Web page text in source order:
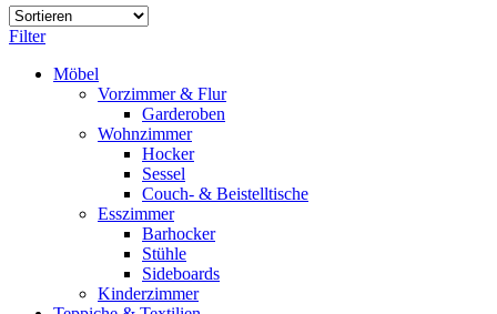
Filter
Möbel
Vorzimmer & Flur
Garderoben
Wohnzimmer
Hocker
Sessel
Couch- & Beistelltische
Esszimmer
Barhocker
Stühle
Sideboards
Kinderzimmer